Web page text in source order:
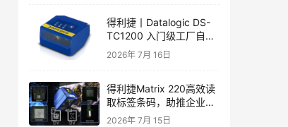
得利捷丨Datalogic DS-
TC1200 入门级工厂自动
化的线性CCD阅读器英文
彩页和手册
2026年 7月 16日
得利捷Matrix 220高效读
取标签条码，助推企业自
动化发展
2026年 7月 15日